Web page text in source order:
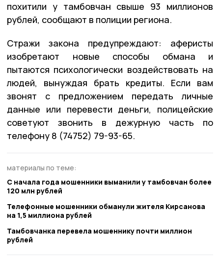
похитили у тамбовчан свыше 93 миллионов
рублей, сообщают в полиции региона.
Стражи закона предупреждают: аферисты
изобретают новые способы обмана и
пытаются психологически воздействовать на
людей, вынуждая брать кредиты. Если вам
звонят с предложением передать личные
данные или перевести деньги, полицейские
советуют звонить в дежурную часть по
телефону 8 (74752) 79-93-65.
материалы по теме:
С начала года мошенники выманили у тамбовчан более
120 млн рублей
Телефонные мошенники обманули жителя Кирсанова
на 1,5 миллиона рублей
Тамбовчанка перевела мошеннику почти миллион
рублей